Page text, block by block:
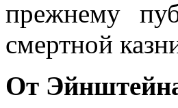
прежнему
смертной
От